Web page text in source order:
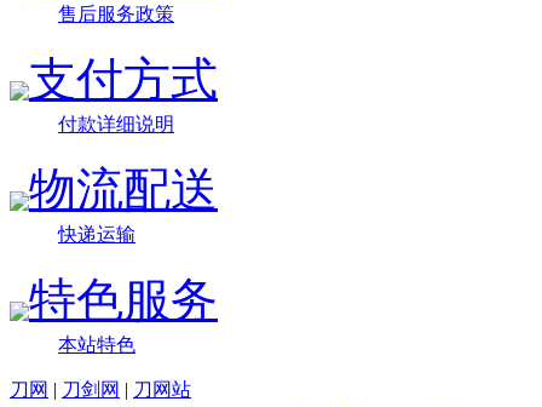
售后服务政策
支付方式
付款详细说明
物流配送
快递运输
特色服务
本站特色
刀网 | 刀剑网 | 刀网站